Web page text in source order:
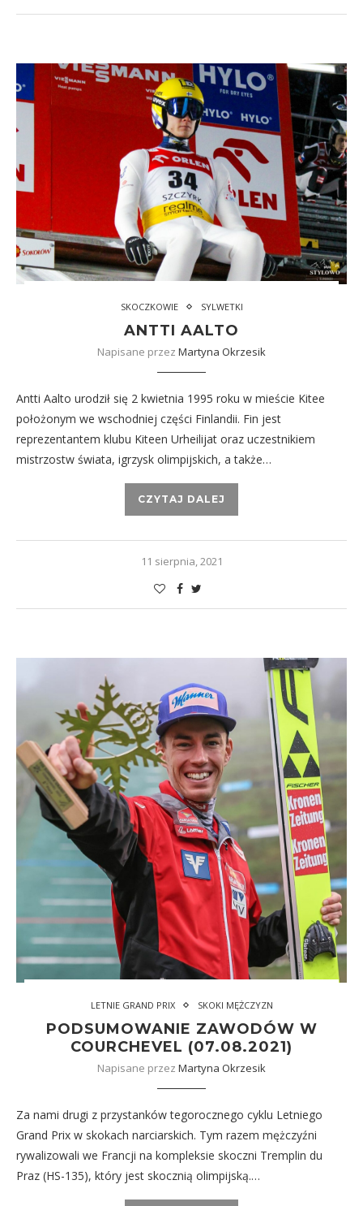
SKOCZKOWIE SYLWETKI
ANTTI AALTO
Napisane przez Martyna Okrzesik
Antti Aalto urodził się 2 kwietnia 1995 roku w mieście Kitee
położonym we wschodniej części Finlandii. Fin jest
reprezentantem klubu Kiteen Urheilijat oraz uczestnikiem
mistrzostw świata, igrzysk olimpijskich, a także…
CZYTAJ DALEJ
11 sierpnia, 2021
LETNIE GRAND PRIX SKOKI MĘŻCZYZN
PODSUMOWANIE ZAWODÓW W
COURCHEVEL (07.08.2021)
Napisane przez Martyna Okrzesik
Za nami drugi z przystanków tegorocznego cyklu Letniego
Grand Prix w skokach narciarskich. Tym razem mężczyźni
rywalizowali we Francji na kompleksie skoczni Tremplin du
Praz (HS-135), który jest skocznią olimpijską.…